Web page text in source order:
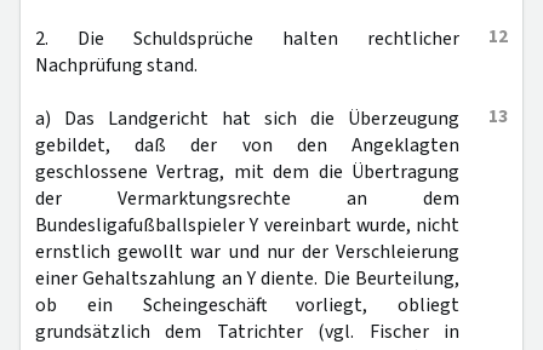
12
2. Die Schuldsprüche halten rechtlicher
Nachprüfung stand.
13
a) Das Landgericht hat sich die Überzeugung
gebildet, daß der von den Angeklagten
geschlossene Vertrag, mit dem die Übertragung
der Vermarktungsrechte an dem
Bundesligafußballspieler Y vereinbart wurde, nicht
ernstlich gewollt war und nur der Verschleierung
einer Gehaltszahlung an Y diente. Die Beurteilung,
ob ein Scheingeschäft vorliegt, obliegt
grundsätzlich dem Tatrichter (vgl. Fischer in